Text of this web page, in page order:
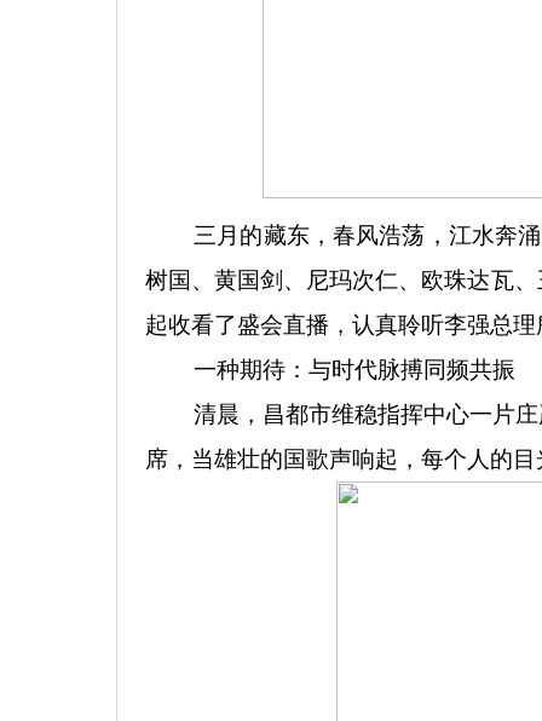
三月的藏东，春风浩荡，江水奔
树国、黄国剑、尼玛次仁、欧珠达瓦
起收看了盛会直播，认真聆听李强总
一种期待：与时代脉搏同频共振
清晨，昌都市维稳指挥中心一片庄
席，当雄壮的国歌声响起，每个人的